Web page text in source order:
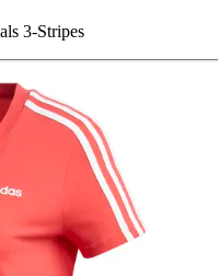
3-Stripes